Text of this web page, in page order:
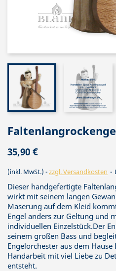
35,90 €
(inkl. MwSt.) zzgl. Versandkosten
Dieser handgefertigte
wirkt mit seinem langen
Maserung auf dem Kleid
Engel anders zur Geltung und
individuellen Einzelstück.Der
seinem großen Bass und
Engelorchester aus dem
Handarbeit mit viel Liebe zu
entsteht.